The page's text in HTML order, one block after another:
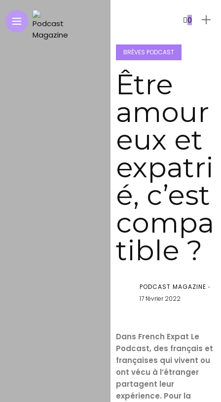
0
BRÈVES PODCAST
Être
amour
eux et
expatri
é, c’est
compa
tible ?
PODCAST MAGAZINE
17 février 2022
Dans French Expat Le
Podcast, des français et
françaises qui vivent ou
ont vécu à l’étranger
partagent leur
expérience. Pour la